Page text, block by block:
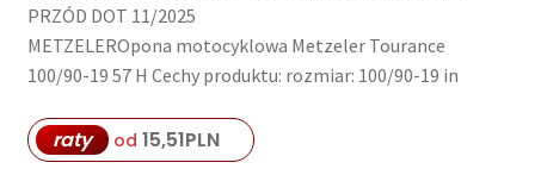
PRZÓD DOT 11/2025
METZELEROpona motocyklowa Metzeler Tourance
100/90-19 57 H Cechy produktu: rozmiar: 100/90-19 in
raty od 15,51PLN